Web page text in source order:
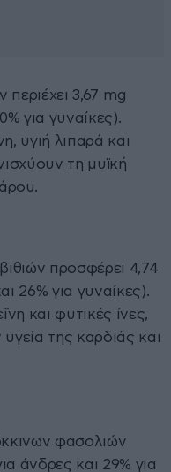
3,67 mg
για γυναίκες).
υγιή λιπαρά και
τη μυϊκή
προσφέρει 4,74
26% για γυναίκες).
και φυτικές ίνες,
της καρδιάς και
φασολιών
άνδρες και 29% για